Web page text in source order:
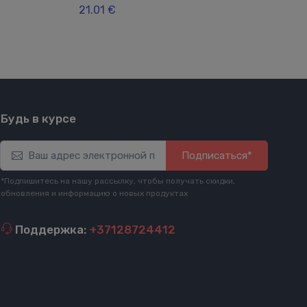
21.01 €
Будь в курсе
Подписаться*
*Подпишитесь на нашу рассылку, чтобы получать скидки,
обновления и информацию о новых продуктах
Поддержка: +37128724412